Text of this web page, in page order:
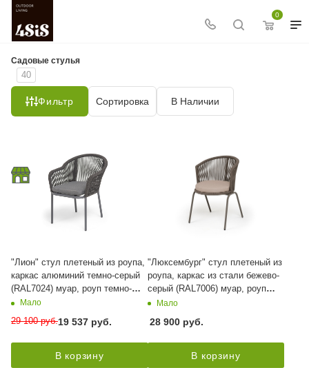
0
Садовые стулья
40
Фильтр Сортировка В Наличии
"Лион" стул плетеный из роупа,
каркас алюминий темно-серый
(RAL7024) муар, роуп темно-
серый круглый, ткань темно-
Мало
29 100руб.19 537 руб.
В корзину
"Люксембург" стул плетеный из
роупа, каркас из стали бежево-
серый (RAL7006) муар, роуп
коричневый круглый, ткань
Мало
28 900руб.
В корзину